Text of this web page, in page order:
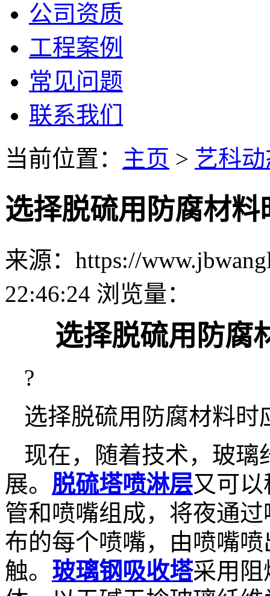
公司资质
工程案例
常见问题
联系我们
当前位置： 主页 > 艺科
选择脱硫用防腐材
来源：https://
22:46:24 浏览量：
选择脱硫用防腐
?
选择脱硫用防腐材料时
现在，随着技术，玻璃
展。 脱硫塔喷淋层又可
管和喷嘴组成，将夜通
布的每个喷嘴，由喷嘴
触。 玻璃钢吸收塔采用阻